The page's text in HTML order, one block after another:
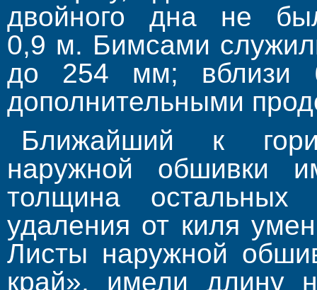
двойного дна не
0,9 м. Бимсами
до 254 мм; вблизи
дополнительными
Ближайший к
наружной обшивки
толщина
удаления от киля
Листы наружной
край», имели